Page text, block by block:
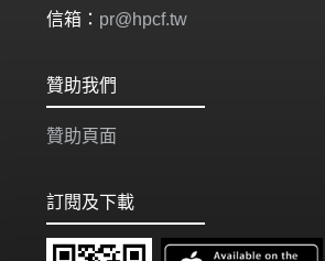
信箱： pr@hpcf.tw
贊助我們
贊助頁面
訂閱及下載